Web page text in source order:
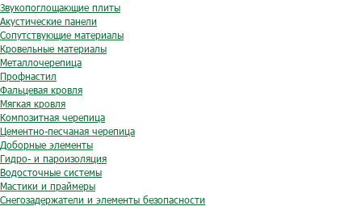
Звукопоглощающие плиты
Акустические панели
Сопутствующие материалы
Кровельные материалы
Металлочерепица
Профнастил
Фальцевая кровля
Мягкая кровля
Композитная черепица
Цементно-песчаная черепица
Доборные элементы
Гидро- и пароизоляция
Водосточные системы
Мастики и праймеры
Снегозадержатели и элементы безопасности